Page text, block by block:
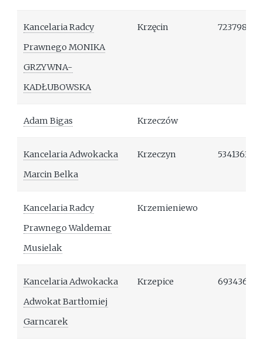
Kancelaria Radcy
Prawnego MONIKA
GRZYWNA-
KADŁUBOWSKA
Krzęcin 723798190
Adam Bigas Krzeczów
Kancelaria Adwokacka
Marcin Belka
Krzeczyn 534136370
Kancelaria Radcy
Prawnego Waldemar
Musielak
Krzemieniewo
Kancelaria Adwokacka
Adwokat Bartłomiej
Garncarek
Krzepice 693436613